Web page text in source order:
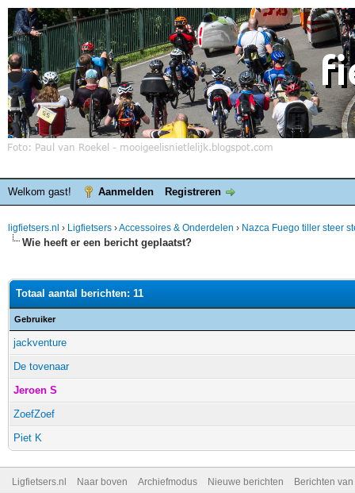
Welkom gast! Aanmelden Registreren
ligfietsers.nl › Ligfietsers ›Accessoires & Onderdelen › Nazca Fuego tiller steer
Wie heeft er een bericht geplaatst?
Totaal aantal berichten: 11
Gebruiker
jackventure
De tovenaar
Jeroen S
ZoefZoef
Piet K
Ligfietsers.nl Naar boven Archiefmodus Nieuwe berichten Berichten